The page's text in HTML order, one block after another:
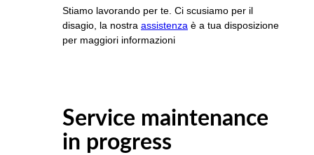
Stiamo lavorando per te. Ci scusiamo per il
disagio, la nostra assistenza è a tua disposizione
per maggiori informazioni
Service maintenance
in progress